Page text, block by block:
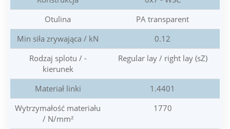
Otulina
PA transparent
Min siła zrywająca / kN
0.12
Rodzaj splotu / -
kierunek
Regular lay / right lay (sZ)
Materiał linki
1.4401
Wytrzymałość materiału
/ N/mm²
1770